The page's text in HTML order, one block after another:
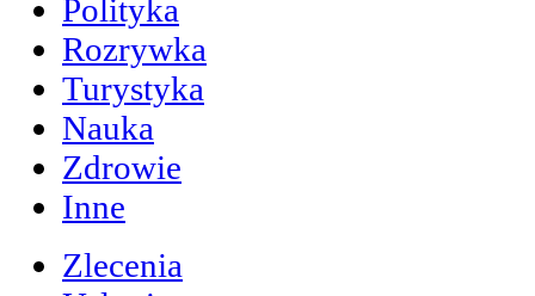
Polityka
Rozrywka
Turystyka
Nauka
Zdrowie
Inne
Zlecenia